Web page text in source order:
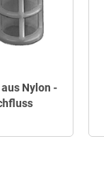
Nylon -